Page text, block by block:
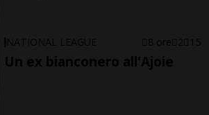
NATIONAL LEAGUE 8 ore 2 15
Un ex bianconero all'Ajoie